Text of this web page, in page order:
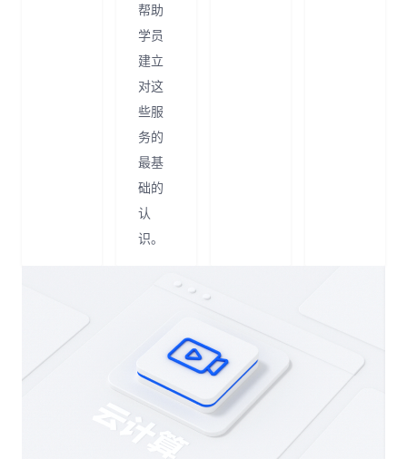
帮助
学员
建立
对这
些服
务的
最基
础的
认
识。